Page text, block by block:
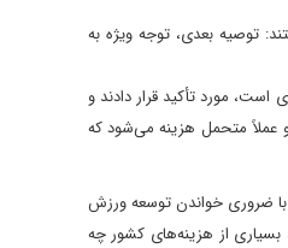
توصیه بعدی، توجه ویژه به
است، مورد تأکید قرار دادند و
عملاً متحمل هزینه می‌شود که
با ضروری خواندن توسعه ورزش
بسیاری از هزینه‌های کشور چه